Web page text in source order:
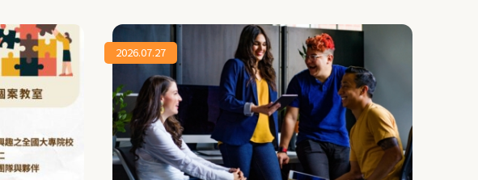
2026.07.27